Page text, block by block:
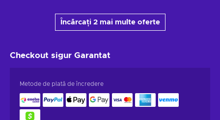
Încărcați 2 mai multe oferte
Checkout sigur Garantat
Metode de plată de încredere